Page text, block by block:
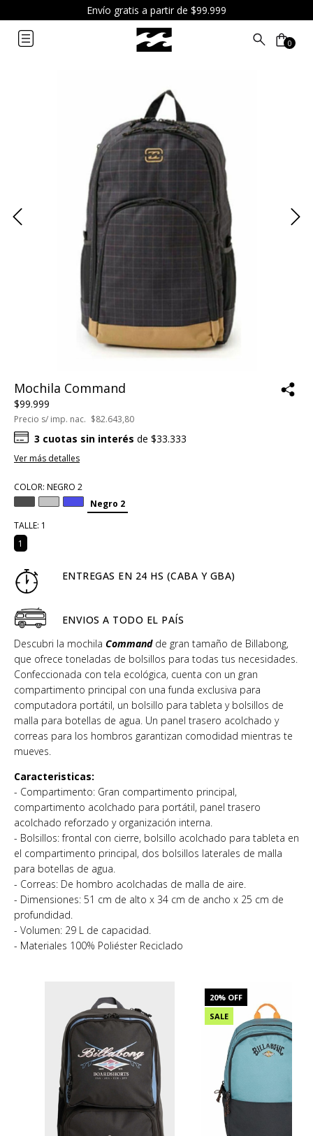
Envío gratis a partir de $99.999
0
Mochila Command
$99.999
Precio s/ imp. nac. $82.643,80
3 cuotas sin interés de $33.333
Ver más detalles
COLOR: NEGRO 2
Negro 2
TALLE: 1
1
ENTREGAS EN 24 HS (CABA Y GBA)
ENVIOS A TODO EL PAÍS
Descubri la mochila Commandde gran tamaño de Billabong,
que ofrece toneladas de bolsillos para todas tus necesidades.
Confeccionada con tela ecológica, cuenta con un gran
compartimento principal con una funda exclusiva para
computadora portátil, un bolsillo para tableta y bolsillos de
malla para botellas de agua. Un panel trasero acolchado y
correas para los hombros garantizan comodidad mientras te
mueves.
Caracteristicas:
- Compartimento: Gran compartimento principal,
compartimento acolchado para portátil, panel trasero
acolchado reforzado y organización interna.
- Bolsillos: frontal con cierre, bolsillo acolchado para tableta en
el compartimento principal, dos bolsillos laterales de malla
para botellas de agua.
- Correas: De hombro acolchadas de malla de aire.
- Dimensiones: 51 cm de alto x 34 cm de ancho x 25 cm de
profundidad.
- Volumen: 29 L de capacidad.
- Materiales 100% Poliéster Reciclado
20% OFF
SALE